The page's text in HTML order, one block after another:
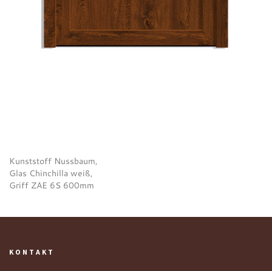
Kunststoff Nussbaum,
Glas Chinchilla weiß,
Griff ZAE 6S 600mm
KONTAKT